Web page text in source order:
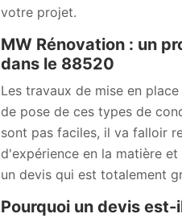
votre projet.
MW Rénovation : un
dans le 88520
Les travaux de mise en
de pose de ces types de
sont pas faciles, il va falloir
d'expérience en la matière
un devis qui est totalement
Pourquoi un devis